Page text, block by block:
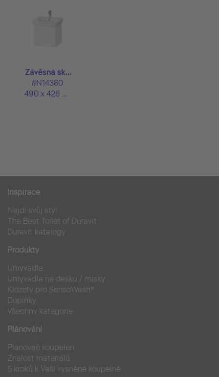
Závěsná sk...
#N14380
490 x 426 mm
Inspirace
Najdi svůj styl
The Best Toilet of Duravit
Duravit katalogy
Produkty
Umyvadla
Umyvadla na desku / misky
Klozety pro SensoWash®
Doplňky
Všechny kategorie
Plánování
Plánovač koupelen
Znalost materiálů
5 kroků k Vaší vysněné koupelně